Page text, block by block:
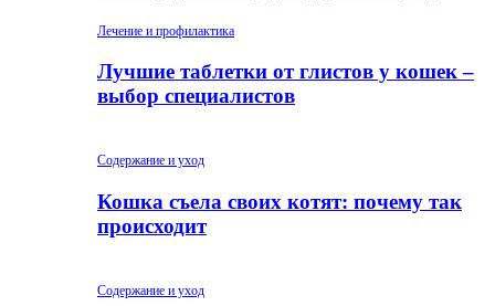
Лечение и профилактика
Лучшие таблетки от глистов у кошек –
выбор специалистов
Содержание и уход
Кошка съела своих котят: почему так
происходит
Содержание и уход